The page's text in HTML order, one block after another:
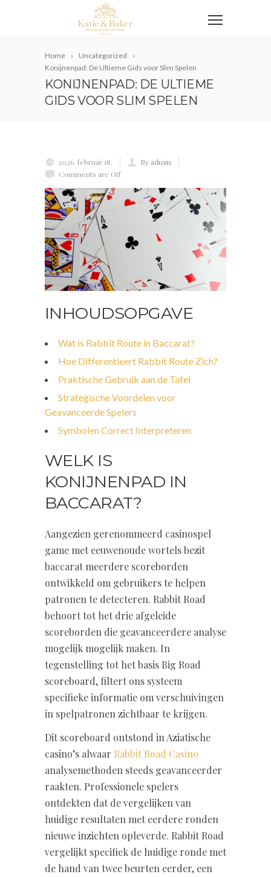
Home
Uncategorized
Konijnenpad: De Ultieme Gids voor Slim Spelen
KONIJNENPAD: DE ULTIEME
GIDS VOOR SLIM SPELEN
2026. február 18.
By admin
Comments are Off
INHOUDSOPGAVE
Wat is Rabbit Route in Baccarat?
Hoe Differentieert Rabbit Route Zich?
Praktische Gebruik aan de Tafel
Strategische Voordelen voor
Geavanceerde Spelers
Symbolen Correct Interpreteren
WELK IS
KONIJNENPAD IN
BACCARAT?
Aangezien gerenommeerd casinospel
game met eeuwenoude wortels bezit
baccarat meerdere scoreborden
ontwikkeld om gebruikers te helpen
patronen te detecteren. Rabbit Road
behoort tot het drie afgeleide
scoreborden die geavanceerdere analyse
mogelijk mogelijk maken. In
tegenstelling tot het basis Big Road
scoreboard, filtert ons systeem
specifieke informatie om verschuivingen
in spelpatronen zichtbaar te krijgen.
Dit scoreboard ontstond in Aziatische
casino’s alwaar Rabbit Road Casino
analysemethoden steeds geavanceerder
raakten. Professionele spelers
ontdekten dat de vergelijken van
huidige resultaten met eerdere ronden
nieuwe inzichten opleverde. Rabbit Road
vergelijkt specifiek de huidige ronde met
de hand van twee beurten eerder, een